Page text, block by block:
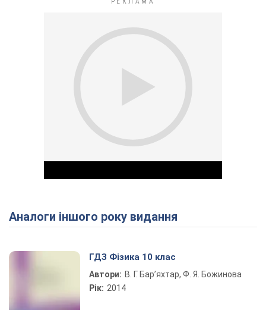
Play Video
Аналоги іншого року видання
ГДЗ Фізика 10 клас
Автори: В. Г. Бар’яхтар, Ф. Я. Божинова
Рік: 2014